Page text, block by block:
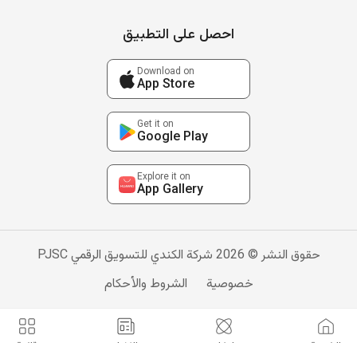
احصل على التطبيق
Download on
App Store
Get it on
Google Play
Explore it on
App Gallery
حقوق النشر © 2026 شركة الكندي للتسويق الرقمي PJSC
خصوصية
الشروط والأحكام